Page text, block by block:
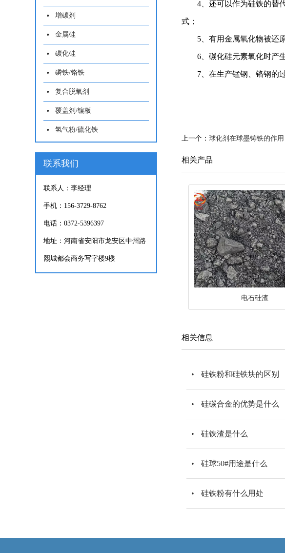
增碳剂
金属硅
碳化硅
磷铁/铬铁
复合脱氧剂
覆盖剂/镍板
氢气粉/硫化铁
联系我们
联系人：李经理
手机：156-3729-8762
电话：0372-5396397
地址：河南省安阳市龙安区中州路
熙城都会商务写字楼9楼
4、还可以作为硅铁的替
式；
5、有用金属氧化物被还
6、碳化硅元素氧化时产
7、在生产锰钢、铬钢的
上一个： 球化剂在球墨铸铁的作用
相关产品
电石硅渣
相关信息
硅铁粉和硅铁块的区别
硅碳合金的优势是什么
硅铁渣是什么
硅球50#用途是什么
硅铁粉有什么用处